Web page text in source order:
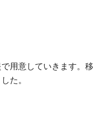
用意していきます。
た。